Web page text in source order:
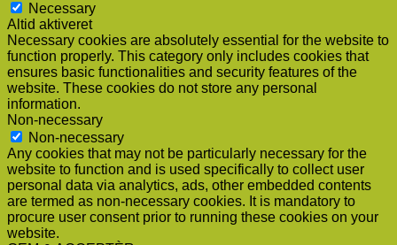
Necessary
Altid aktiveret
Necessary cookies are absolutely essential for the website to
function properly. This category only includes cookies that
ensures basic functionalities and security features of the
website. These cookies do not store any personal
information.
Non-necessary
Non-necessary
Any cookies that may not be particularly necessary for the
website to function and is used specifically to collect user
personal data via analytics, ads, other embedded contents
are termed as non-necessary cookies. It is mandatory to
procure user consent prior to running these cookies on your
website.